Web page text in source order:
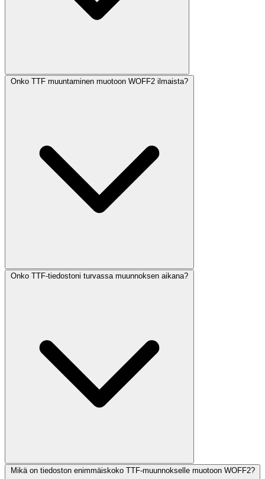
Onko TTF muuntaminen muotoon WOFF2 ilmaista?
Onko TTF-tiedostoni turvassa muunnoksen aikana?
Mikä on tiedoston enimmäiskoko TTF-muunnokselle muotoon WOFF2?